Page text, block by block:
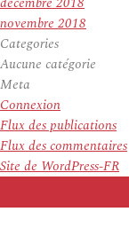
novembre 2018
Categories
Aucune catégorie
Meta
Connexion
Flux des publications
Flux des commentaires
Site de WordPress-FR